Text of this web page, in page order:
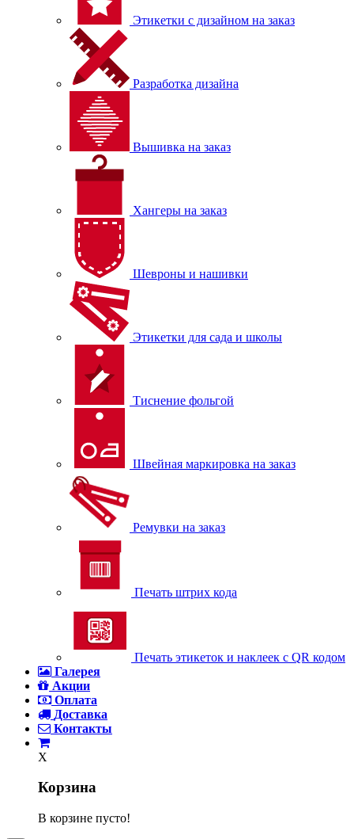
Этикетки с дизайном на заказ
Разработка дизайна
Вышивка на заказ
Хангеры на заказ
Шевроны и нашивки
Этикетки для сада и школы
Тиснение фольгой
Швейная маркировка на заказ
Ремувки на заказ
Печать штрих кода
Печать этикеток и наклеек с QR кодом
Галерея
Акции
Оплата
Доставка
Контакты
X
Корзина
В корзине пусто!